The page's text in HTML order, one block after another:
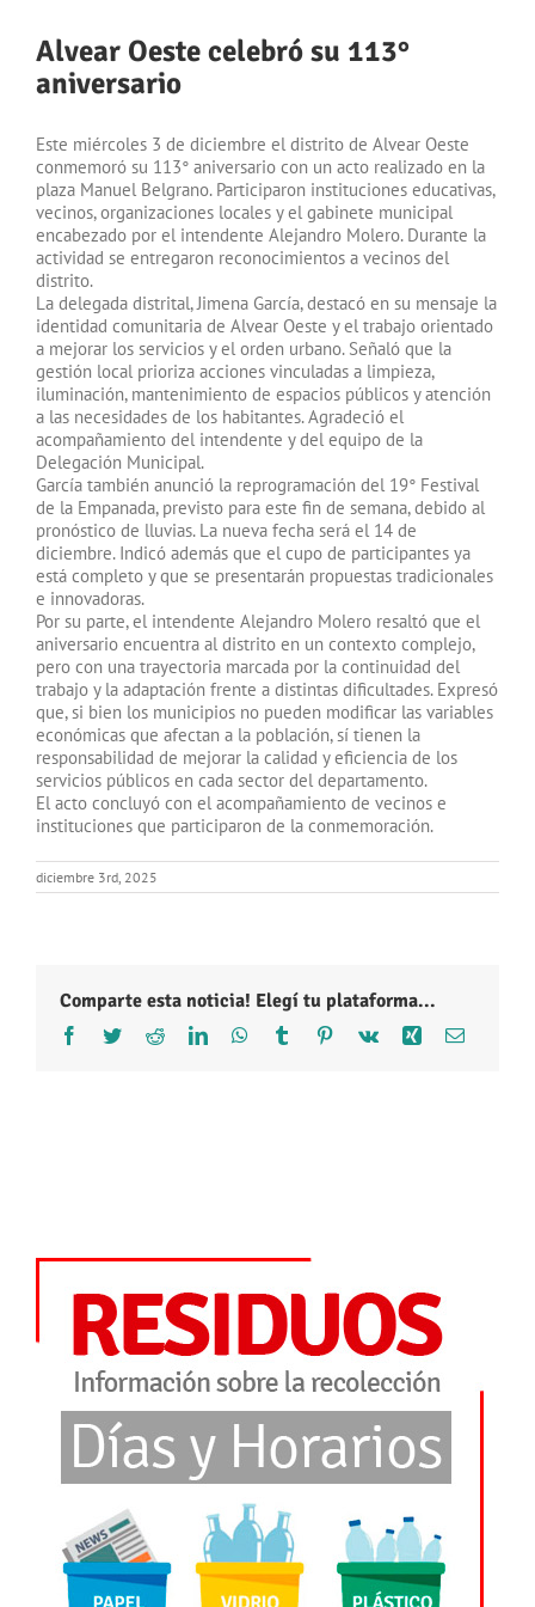
Alvear Oeste celebró su 113°
aniversario
Este miércoles 3 de diciembre el distrito de Alvear Oeste
conmemoró su 113° aniversario con un acto realizado en la
plaza Manuel Belgrano. Participaron instituciones educativas,
vecinos, organizaciones locales y el gabinete municipal
encabezado por el intendente Alejandro Molero. Durante la
actividad se entregaron reconocimientos a vecinos del
distrito.
La delegada distrital, Jimena García, destacó en su mensaje la
identidad comunitaria de Alvear Oeste y el trabajo orientado
a mejorar los servicios y el orden urbano. Señaló que la
gestión local prioriza acciones vinculadas a limpieza,
iluminación, mantenimiento de espacios públicos y atención
a las necesidades de los habitantes. Agradeció el
acompañamiento del intendente y del equipo de la
Delegación Municipal.
García también anunció la reprogramación del 19° Festival
de la Empanada, previsto para este fin de semana, debido al
pronóstico de lluvias. La nueva fecha será el 14 de
diciembre. Indicó además que el cupo de participantes ya
está completo y que se presentarán propuestas tradicionales
e innovadoras.
Por su parte, el intendente Alejandro Molero resaltó que el
aniversario encuentra al distrito en un contexto complejo,
pero con una trayectoria marcada por la continuidad del
trabajo y la adaptación frente a distintas dificultades. Expresó
que, si bien los municipios no pueden modificar las variables
económicas que afectan a la población, sí tienen la
responsabilidad de mejorar la calidad y eficiencia de los
servicios públicos en cada sector del departamento.
El acto concluyó con el acompañamiento de vecinos e
instituciones que participaron de la conmemoración.
diciembre 3rd, 2025
Comparte esta noticia! Elegí tu plataforma...
Facebook
TwitterRedditLinkedInWhatsApp
Tumblr Pinterest
Vk Xing Correo